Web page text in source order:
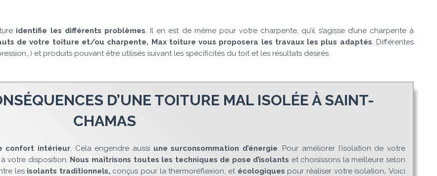
identifie les différents problèmes. Il en est de même pour votre charpente, qu’il s’agisse d’une charpente à
de votre toiture et/ou charpente, Max toiture vous proposera les travaux les plus adaptés. Différentes
et produits pouvant être utilisés suivant les spécificités du toit et les résultats désirés.
D’UNE TOITURE MAL ISOLÉE À SAINT-
CHAMAS
confort intérieur . Cela engendre aussi une surconsommation d’énergie . Pour améliorer l’isolation de votre
votre disposition. Nous maîtrisons toutes les techniques de pose d’isolants et choisissons la meilleure selon
les isolants traditionnels, conçus pour la thermoréflexion, et écologiques pour réaliser votre isolation. Voici